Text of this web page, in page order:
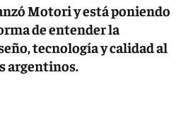
Motori y está poniendo
de entender la
tecnología y calidad al
argentinos.